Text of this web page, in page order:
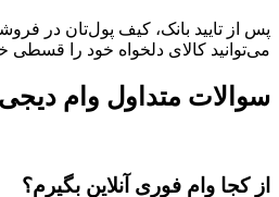
پس از تایید بانک، کیف پول‌تان در
می‌توانید کالای دلخواه خود را قسطی
سوالات متداول وام
از کجا وام فوری آنلاین بگیرم؟